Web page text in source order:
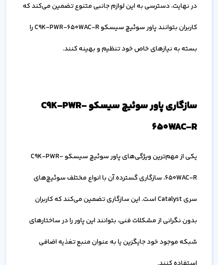
در نهایت، دسترسی به این لوازم جانبی متنوع تضمین می‌کند که
کاربران بتوانند پاور سوئیچ سیسکو C9K-PWR-650WAC-R را
بسته به نیازهای خاص خود تنظیم و بهینه کنند.
سازگاری پاور سوئیچ سیسکو C9K-PWR-
650WAC-R
یکی از مهم‌ترین ویژگی‌های پاور سوئیچ سیسکو C9K-PWR-
650WAC-R، سازگاری گسترده آن با انواع مختلف سوئیچ‌های
سری Catalyst است. این سازگاری تضمین می‌کند که کاربران
بدون نگرانی از مشکلات فنی، بتوانند این پاور را در ساختارهای
شبکه موجود خود جایگزین یا به عنوان منبع تغذیه اضافی